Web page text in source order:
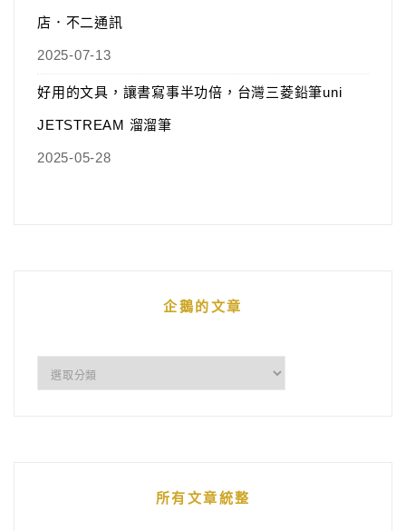
店．不二通訊
2025-07-13
好用的文具，讓書寫事半功倍，台灣三菱鉛筆uni
JETSTREAM 溜溜筆
2025-05-28
企鵝的文章
所有文章統整